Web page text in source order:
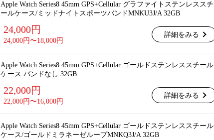
Apple Watch Series8 45mm GPS+Cellular グラファイトステンレススチ
ールケース/ミッドナイトスポーツバンドMNKU3J/A 32GB
24,000円
24,000円〜18,000円
詳細をみる
Apple Watch Series8 45mm GPS+Cellular ゴールドステンレススチール
ケース バンドなし 32GB
22,000円
22,000円〜16,000円
詳細をみる
Apple Watch Series8 45mm GPS+Cellular ゴールドステンレススチール
ケース/ゴールドミラネーゼループMNKQ3J/A 32GB